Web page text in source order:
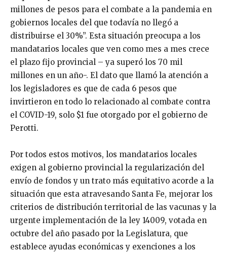
millones de pesos para el combate a la pandemia en
gobiernos locales del que todavía no llegó a
distribuirse el 30%”. Esta situación preocupa a los
mandatarios locales que ven como mes a mes crece
el plazo fijo provincial – ya superó los 70 mil
millones en un año-. El dato que llamó la atención a
los legisladores es que de cada 6 pesos que
invirtieron en todo lo relacionado al combate contra
el COVID-19, solo $1 fue otorgado por el gobierno de
Perotti.
Por todos estos motivos, los mandatarios locales
exigen al gobierno provincial la regularización del
envío de fondos y un trato más equitativo acorde a la
situación que esta atravesando Santa Fe, mejorar los
criterios de distribución territorial de las vacunas y la
urgente implementación de la ley 14009, votada en
octubre del año pasado por la Legislatura, que
establece ayudas económicas y exenciones a los